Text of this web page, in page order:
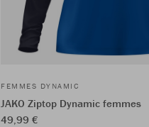
FEMMES DYNAMIC
JAKO Ziptop Dynamic femmes
49,99 €